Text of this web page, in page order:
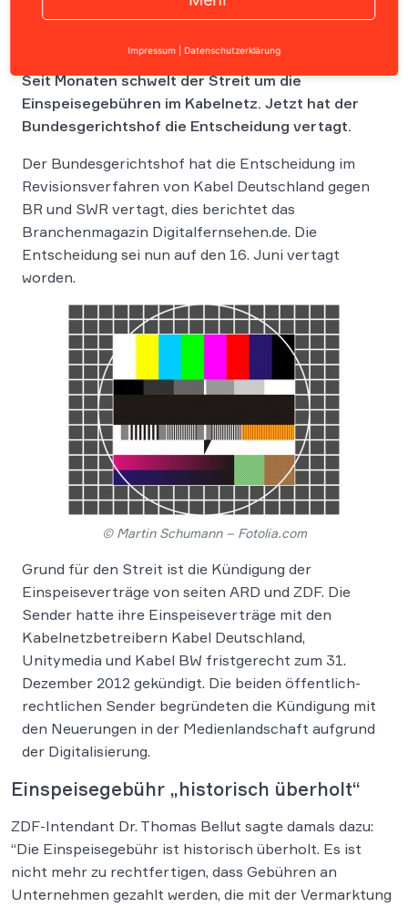
Seit Monaten schwelt der Streit um die
Einspeisegebühren im Kabelnetz. Jetzt hat der
Bundesgerichtshof die Entscheidung vertagt.
Der Bundesgerichtshof hat die Entscheidung im
Revisionsverfahren von Kabel Deutschland gegen
BR und SWR vertagt, dies berichtet das
Branchenmagazin Digitalfernsehen.de. Die
Entscheidung sei nun auf den 16. Juni vertagt
worden.
© Martin Schumann – Fotolia.com
Grund für den Streit ist die Kündigung der
Einspeiseverträge von seiten ARD und ZDF. Die
Sender hatte ihre Einspeiseverträge mit den
Kabelnetzbetreibern Kabel Deutschland,
Unitymedia und Kabel BW fristgerecht zum 31.
Dezember 2012 gekündigt. Die beiden öffentlich-
rechtlichen Sender begründeten die Kündigung mit
den Neuerungen in der Medienlandschaft aufgrund
der Digitalisierung.
Einspeisegebühr „historisch überholt“
ZDF-Intendant Dr. Thomas Bellut sagte damals dazu:
“Die Einspeisegebühr ist historisch überholt. Es ist
nicht mehr zu rechtfertigen, dass Gebühren an
Unternehmen gezahlt werden, die mit der Vermarktung
Impressum Datenschutzerklärung